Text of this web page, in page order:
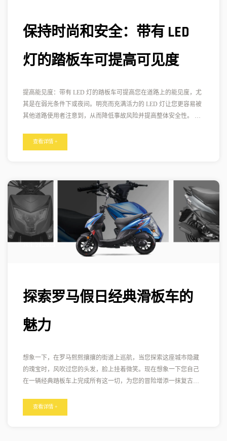
保持时尚和安全：带有 LED
灯的踏板车可提高可见度
提高能见度：带有 LED 灯的踏板车可提高您在道路上的能见度，尤
其是在弱光条件下或夜间。明亮而充满活力的 LED 灯让您更容易被
其他道路使用者注意到，从而降低事故风险并提高整体安全性。 引
感和现代感。通过不同颜色或图案等可定制选项，您可以个性化您
的踏板车照明并使其在人群中脱颖而出。带 LED 灯的踏板车彰显时
查看详情 +
探索罗马假日经典滑板车的
魅力
想象一下，在罗马熙熙攘攘的街道上巡航，当您探索这座城市隐藏
的瑰宝时，风吹过您的头发，脸上挂着微笑。现在想象一下您自己
在一辆经典踏板车上完成所有这一切，为您的冒险增添一抹复古魅
典踏板车，特别是标志性的罗马假日经典踏板车，这些两轮奇迹拥
有丰富的历史，可以追溯到二战后时代，当时意大利需要负担得起
查看详情 +